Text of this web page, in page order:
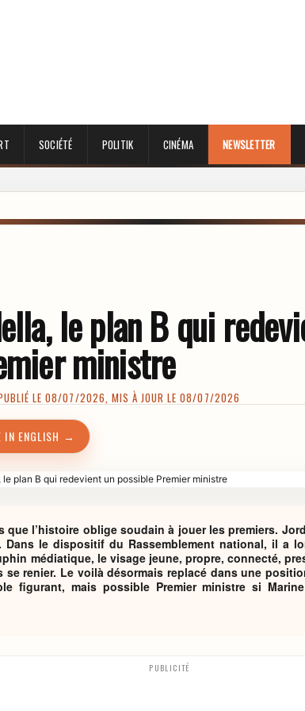
SOCIÉTÉ POLITIK CINÉMA NEWSLETTER
le plan B qui
ministre
LE 08/07/2026, MIS À JOUR LE 08/07/2026
IN ENGLISH →
que l’histoire oblige soudain à jouer les premiers.
le dispositif du Rassemblement national, il a
médiatique, le visage jeune, propre, connecté,
se renier. Le voilà désormais replacé dans une
figurant, mais possible Premier ministre si
PUBLICITÉ